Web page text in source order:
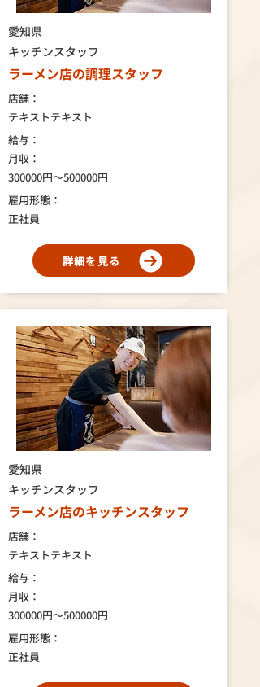
愛知県
キッチンスタッフ
ラーメン店の調理スタッフ
店舗：
テキストテキスト
給与：
月収：
300000円～500000円
雇用形態：
正社員
詳細を見る
愛知県
キッチンスタッフ
ラーメン店のキッチンスタッフ
店舗：
テキストテキスト
給与：
月収：
300000円～500000円
雇用形態：
正社員